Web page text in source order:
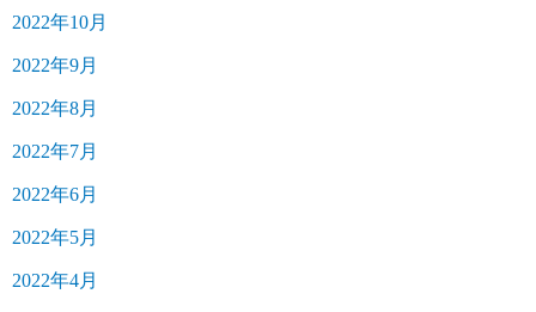
2022年10月
2022年9月
2022年8月
2022年7月
2022年6月
2022年5月
2022年4月